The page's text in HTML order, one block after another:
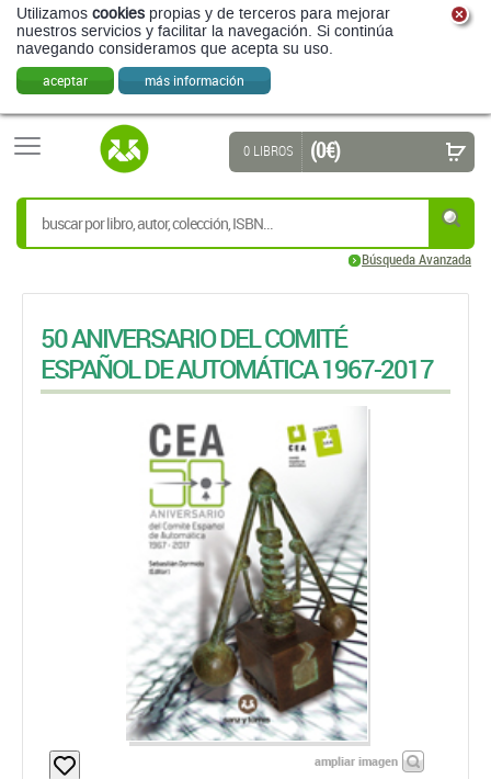
Utilizamos cookies propias y de terceros para mejorar
nuestros servicios y facilitar la navegación. Si continúa
navegando consideramos que acepta su uso.
aceptar más información
Búsqueda Avanzada
0 LIBROS (0 €)
50 ANIVERSARIO DEL COMITÉ
ESPAÑOL DE AUTOMÁTICA 1967-2017
ampliar imagen